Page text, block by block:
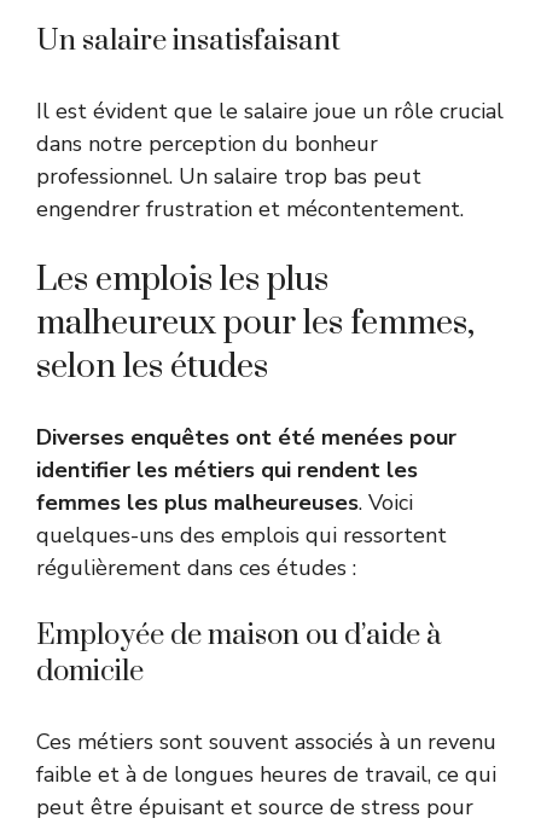
Un salaire insatisfaisant
Il est évident que le salaire joue un rôle crucial
dans notre perception du bonheur
professionnel. Un salaire trop bas peut
engendrer frustration et mécontentement.
Les emplois les plus
malheureux pour les femmes,
selon les études
Diverses enquêtes ont été menées pour
identifier les métiers qui rendent les
femmes les plus malheureuses. Voici
quelques-uns des emplois qui ressortent
régulièrement dans ces études :
Employée de maison ou d’aide à
domicile
Ces métiers sont souvent associés à un revenu
faible et à de longues heures de travail, ce qui
peut être épuisant et source de stress pour